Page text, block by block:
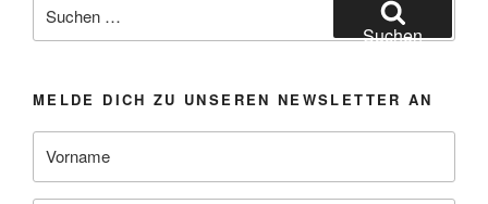
nach:
Suchen
MELDE DICH ZU UNSEREN NEWSLETTER AN